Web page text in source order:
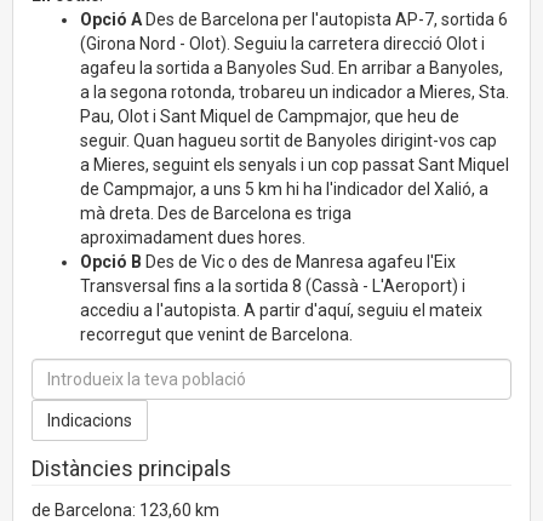
Opció A Des de Barcelona per l'autopista AP-7, sortida 6
(Girona Nord - Olot). Seguiu la carretera direcció Olot i
agafeu la sortida a Banyoles Sud. En arribar a Banyoles,
a la segona rotonda, trobareu un indicador a Mieres, Sta.
Pau, Olot i Sant Miquel de Campmajor, que heu de
seguir. Quan hagueu sortit de Banyoles dirigint-vos cap
a Mieres, seguint els senyals i un cop passat Sant Miquel
de Campmajor, a uns 5 km hi ha l'indicador del Xalió, a
mà dreta. Des de Barcelona es triga
aproximadament dues hores.
Opció B Des de Vic o des de Manresa agafeu l'Eix
Transversal fins a la sortida 8 (Cassà - L'Aeroport) i
accediu a l'autopista. A partir d'aquí, seguiu el mateix
recorregut que venint de Barcelona.
Distàncies principals
de Barcelona: 123,60 km